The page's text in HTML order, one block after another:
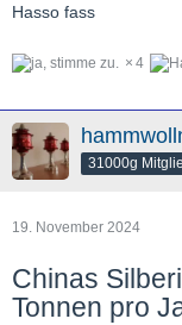
Hasso fass
4
31000g
19. November 2024
Chinas
Tonnen pro